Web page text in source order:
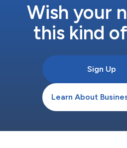
Wish your
this kind
Sign Up
Learn About